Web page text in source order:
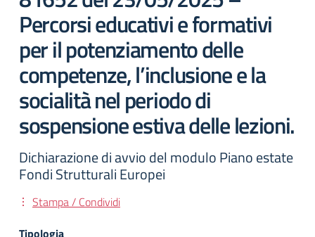
Percorsi educativi e formativi
per il potenziamento delle
competenze, l’inclusione e la
socialità nel periodo di
sospensione estiva delle lezioni.
Dichiarazione di avvio del modulo Piano estate
Fondi Strutturali Europei
Stampa / Condividi
Tipologia